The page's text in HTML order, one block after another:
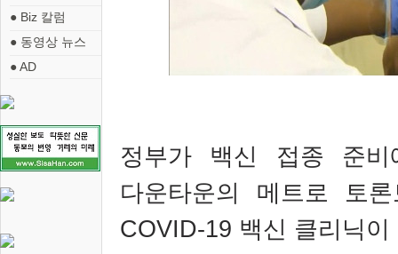
● Biz 칼럼
● 동영상 뉴스
● AD
정부가 백신 접종 준
다운타운의 메트로 토
COVID-19 백신 클리닉